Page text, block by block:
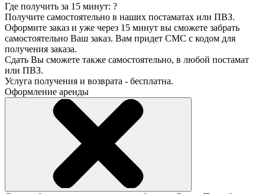
Где получить за 15 минут: ?
Получите самостоятельно в наших постаматах или ПВЗ.
Оформите заказ и уже через 15 минут вы сможете забрать
самостоятельно Ваш заказ. Вам придет СМС с кодом для
получения заказа.
Сдать Вы сможете также самостоятельно, в любой постамат
или ПВЗ.
Услуга получения и возврата - бесплатна.
Оформление аренды